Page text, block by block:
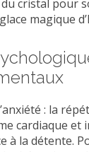
cristal pour
magique
: la
cardiaque et
à la détente.